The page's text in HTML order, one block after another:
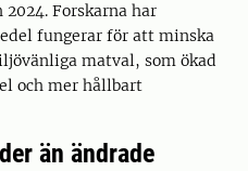
Forskarna har
fungerar för att minska
matval, som ökad
och mer hållbart
än ändrade